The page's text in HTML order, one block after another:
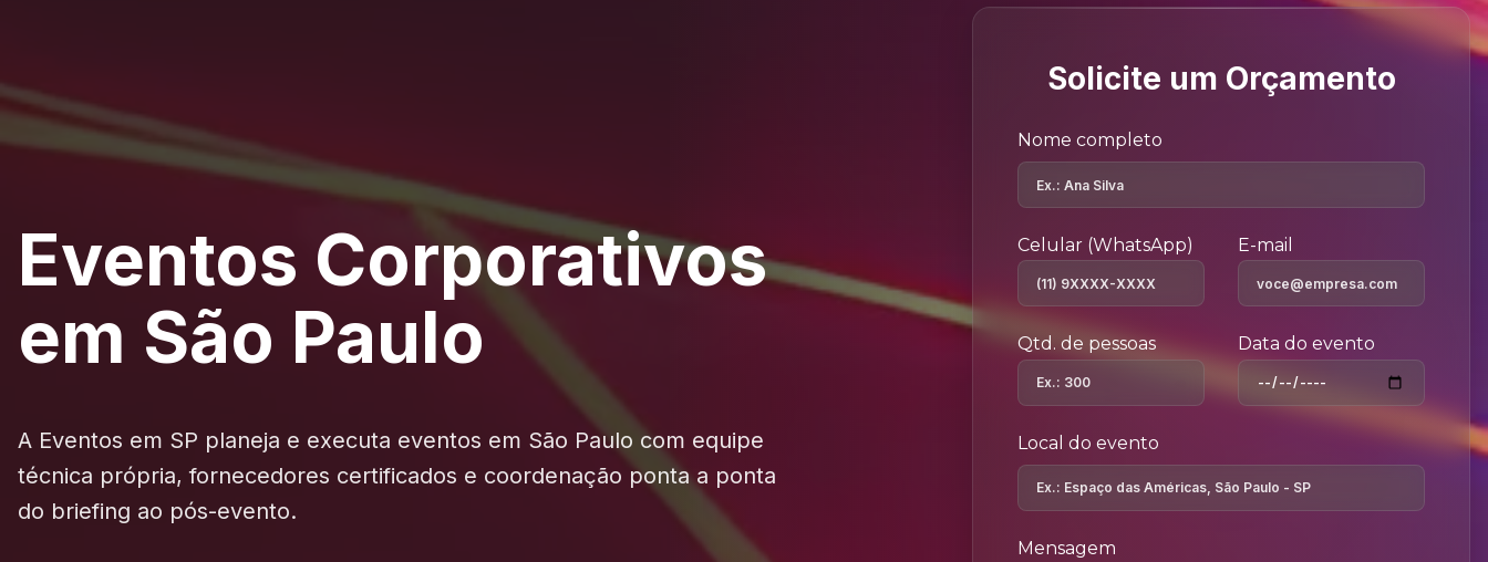
Eventos Corporativos
em São Paulo
A Eventos em SP planeja e executa eventos em São Paulo com equipe
técnica própria, fornecedores certificados e coordenação ponta a ponta
do briefing ao pós-evento.
Solicite um Orçamento
Nome completo
Celular (WhatsApp) E-mail
Qtd. de pessoas Data do evento
Local do evento
Mensagem